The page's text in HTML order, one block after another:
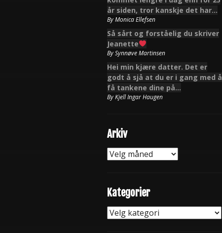
år siden, tror kanskje det har…
ByMonica Ellefsen
Så sårt og forståelig du skriver
Jeanette
BySynnøve Martinsen
Hei min kjære datter. Det er
godt å sjå at du er i gang med å
få tankene dine på…
ByKjell Ingar Haugen
Arkiv
Arkiv
Kategorier
Kategorier